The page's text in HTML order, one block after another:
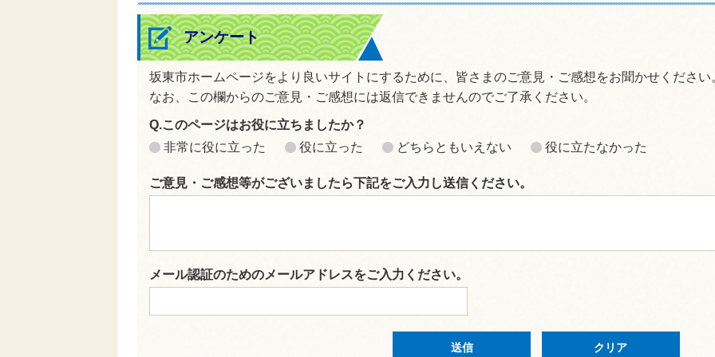
アンケート
坂東市ホームページをより良いサイトにするために、皆さまのご意見・ご感想をお聞かせください
なお、この欄からのご意見・ご感想には返信できませんのでご了承ください。
Q.このページはお役に立ちましたか？
非常に役に立った
役に立った どちらともいえない 役に立たなかった
ご意見・ご感想等がございましたら下記をご入力し送信ください。
メール認証のためのメールアドレスをご入力ください。